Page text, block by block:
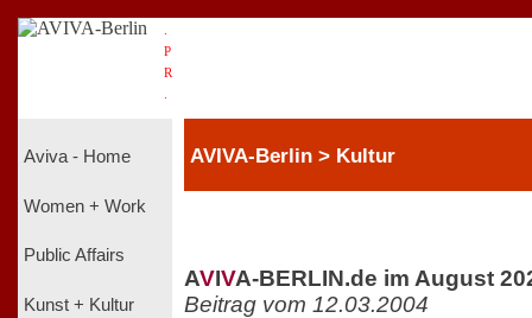
P
R
Aviva - Home
Women + Work
Public Affairs
Kunst + Kultur
AVIVA-Berlin > Kultur
AVIVA-BERLIN.de im August
Beitrag vom 12.03.2004